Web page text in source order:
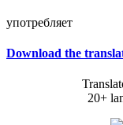
употребляет
Download the
20+